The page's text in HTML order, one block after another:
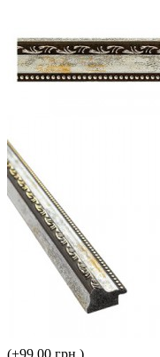
(+99.00 грн.)